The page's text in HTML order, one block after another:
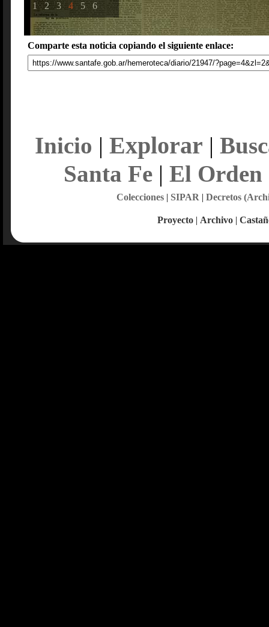
1 2 3 4 5 6
Comparte esta noticia copiando el siguiente enlace:
Inicio | Explorar |
Santa Fe| El Orden
Colecciones| SIPAR | Decretos
Proyecto | Archivo |